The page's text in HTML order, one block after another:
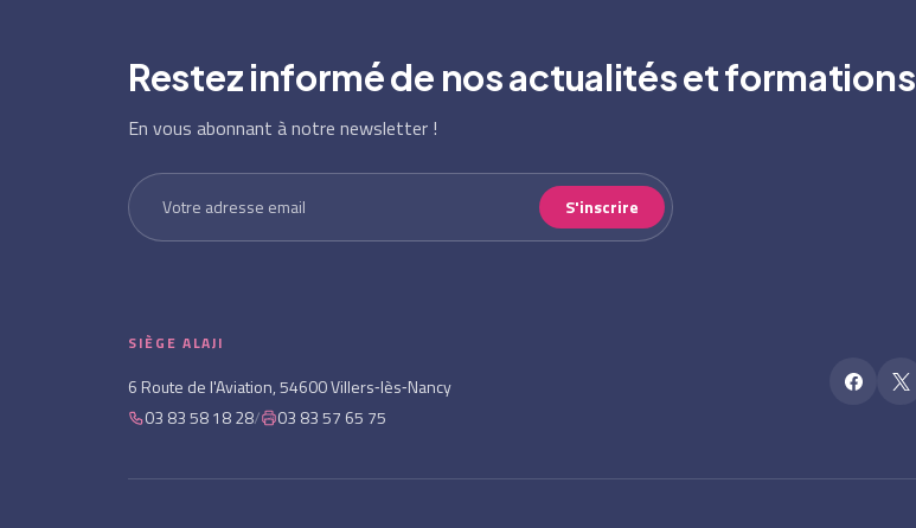
Restez informé de nos actualités et formations
En vous abonnant à notre newsletter !
S'inscrire
SIÈGE ALAJI
6 Route de l'Aviation, 54600 Villers‑lès‑Nancy
03 83 58 18 28/ 03 83 57 65 75